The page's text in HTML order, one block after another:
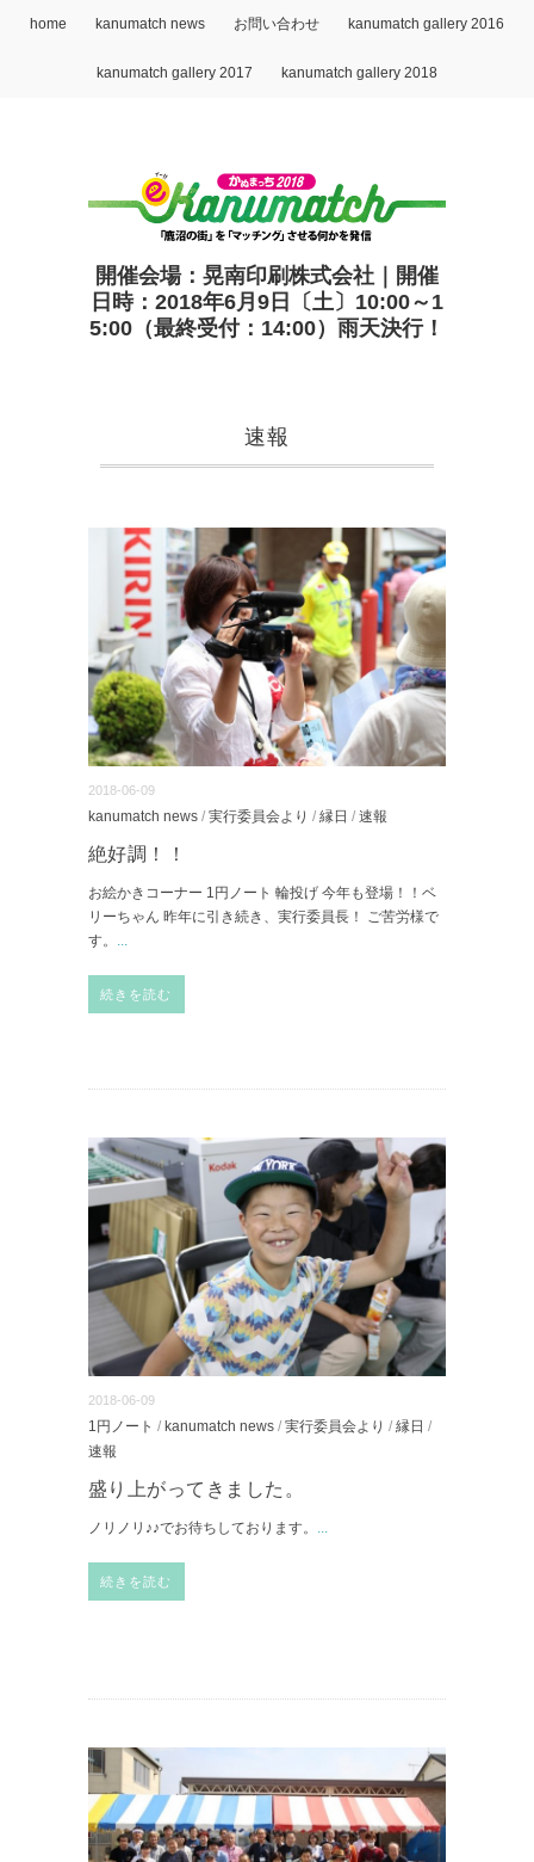
home kanumatch news お問い合わせ kanumatch gallery 2016
kanumatch gallery 2017 kanumatch gallery 2018
開催会場：晃南印刷株式会社｜開催
日時：2018年6月9日〔土〕10:00～1
5:00（最終受付：14:00）雨天決行！
速報
2018-06-09
kanumatch news / 実行委員会より / 縁日 / 速報
絶好調！！
お絵かきコーナー 1円ノート 輪投げ 今年も登場！！ベ
リーちゃん 昨年に引き続き、実行委員長！ ご苦労様で
す。 ...
続きを読む
2018-06-09
1円ノート / kanumatch news / 実行委員会より / 縁日 /
速報
盛り上がってきました。
ノリノリ♪♪でお待ちしております。 ...
続きを読む